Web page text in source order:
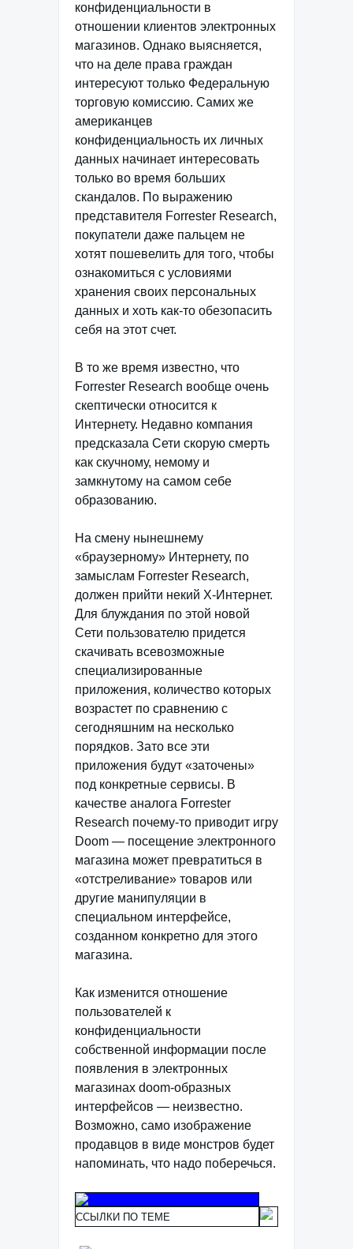
конфиденциальности в
отношении клиентов электронных
магазинов. Однако выясняется,
что на деле права граждан
интересуют только Федеральную
торговую комиссию. Самих же
американцев
конфиденциальность их личных
данных начинает интересовать
только во время больших
скандалов. По выражению
представителя Forrester Research,
покупатели даже пальцем не
хотят пошевелить для того, чтобы
ознакомиться с условиями
хранения своих персональных
данных и хоть как-то обезопасить
себя на этот счет.
В то же время известно, что
Forrester Research вообще очень
скептически относится к
Интернету. Недавно компания
предсказала Сети скорую смерть
как скучному, немому и
замкнутому на самом себе
образованию.
На смену нынешнему
«браузерному» Интернету, по
замыслам Forrester Research,
должен прийти некий Х-Интернет.
Для блуждания по этой новой
Сети пользователю придется
скачивать всевозможные
специализированные
приложения, количество которых
возрастет по сравнению с
сегодняшним на несколько
порядков. Зато все эти
приложения будут «заточены»
под конкретные сервисы. В
качестве аналога Forrester
Research почему-то приводит игру
Doom — посещение электронного
магазина может превратиться в
«отстреливание» товаров или
другие манипуляции в
специальном интерфейсе,
созданном конкретно для этого
магазина.
Как изменится отношение
пользователей к
конфиденциальности
собственной информации после
появления в электронных
магазинах doom-образных
интерфейсов — неизвестно.
Возможно, само изображение
продавцов в виде монстров будет
напоминать, что надо поберечься.
ССЫЛКИ ПО ТЕМЕ